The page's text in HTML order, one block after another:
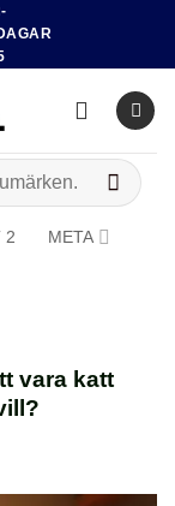
2 META
vara katt